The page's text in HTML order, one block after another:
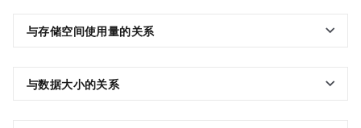
与存储空间使用量的关系
与数据大小的关系